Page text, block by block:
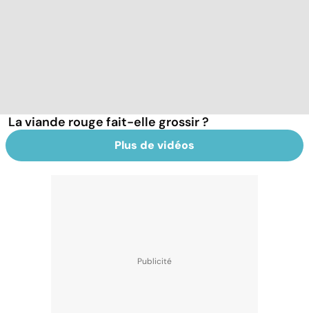
La viande rouge fait-elle grossir ?
Plus de vidéos